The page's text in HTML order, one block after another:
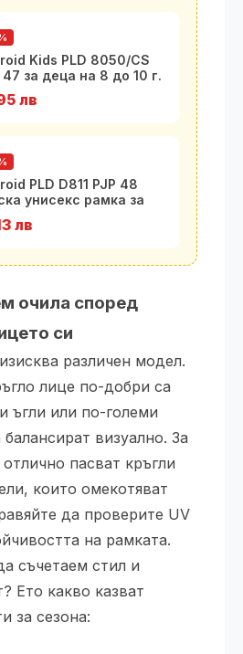
Kids PLD 8050/CS
47 за деца на 8 до 10 г.
лв
PLD D811 PJP 48
унисекс рамка за
лв
очила според
си
различен модел.
лице по-добри са
ъгли или по-големи
визуално. За
пасват кръгли
които омекотяват
да проверите UV
на рамката.
съчетаем стил и
Ето какво казват
за сезона: